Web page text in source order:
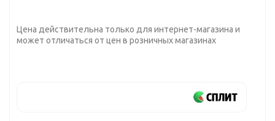
Цена действительна только для интернет-магазина и
может отличаться от цен в розничных магазинах